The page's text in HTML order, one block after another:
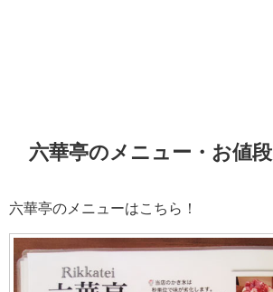
六華亭のメニュー・お値段
六華亭のメニューはこちら！